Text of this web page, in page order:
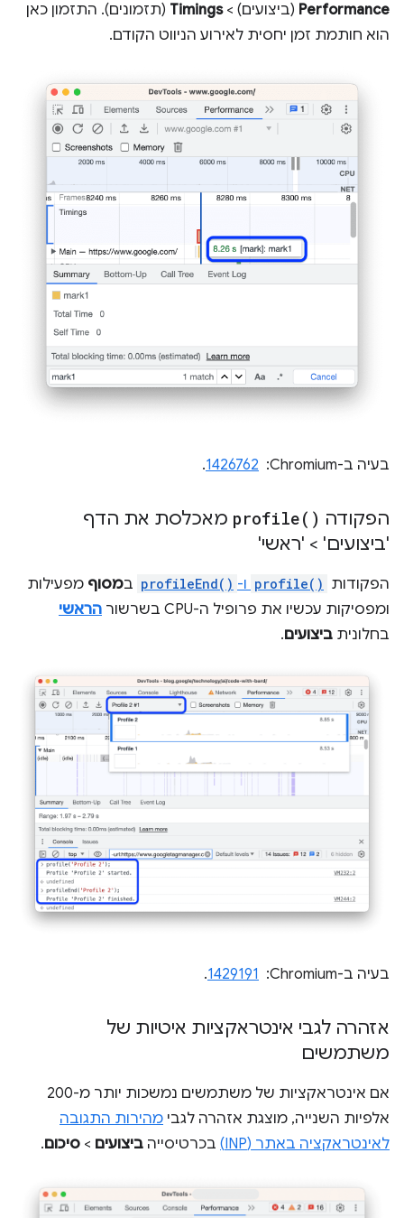
Performance (ביצועים) >Timings (תזמונים). התזמון כאן
הוא חותמת זמן יחסית לאירוע הניווט הקודם.
בעיה ב-Chromium: ‏ 1426762
.
הפקודה profile( )
מאכלסת את הדף
'ביצועים' > 'ראשי'
הפקודות profile() ו- profileEnd() במסוף מפעילות
ומפסיקות עכשיו את פרופיל ה-CPU בשרשור
הראשי
בחלונית ביצועים.
בעיה ב-Chromium: ‏ 1429191
.
אזהרה לגבי אינטראקציות איטיות של
משתמשים
אם אינטראקציות של משתמשים נמשכות יותר מ-200
אלפיות השנייה, מוצגת אזהרה לגבי מהירות התגובה
לאינטראקציה באתר (INP)
בכרטיסייה ביצועים > סיכום.